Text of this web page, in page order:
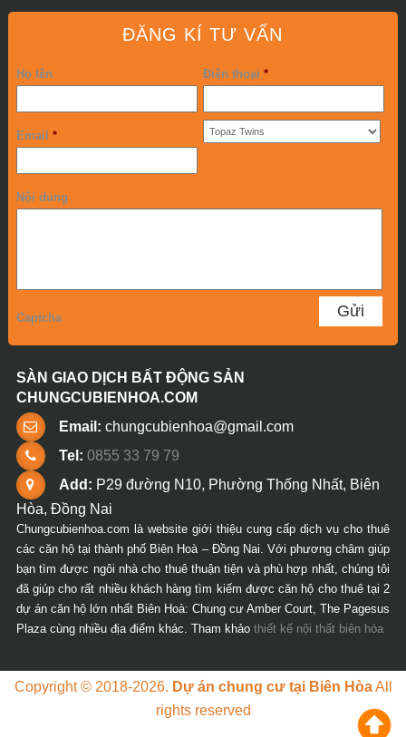
ĐĂNG KÍ TƯ VẤN
Họ tên Điện thoại *
Email *
Nội dung
Captcha
SÀN GIAO DỊCH BẤT ĐỘNG SẢN
CHUNGCUBIENHOA.COM
Email: chungcubienhoa@gmail.com
Tel: 0855 33 79 79
Add: P29 đường N10, Phường Thống Nhất, Biên
Hòa, Đồng Nai
Chungcubienhoa.com là website giới thiệu cung cấp dịch vụ cho thuê
các căn hộ tại thành phố Biên Hoà – Đồng Nai. Với phương châm giúp
bạn tìm được ngôi nhà cho thuê thuận tiện và phù hợp nhất, chúng tôi
đã giúp cho rất nhiều khách hàng tìm kiếm được căn hộ cho thuê tại 2
dự án căn hộ lớn nhất Biên Hoà: Chung cư Amber Court, The Pagesus
Plaza cùng nhiều địa điểm khác. Tham khảo thiết kế nội thất biên hòa
Copyright © 2018-2026. Dự án chung cư tại Biên HòaAll
rights reserved